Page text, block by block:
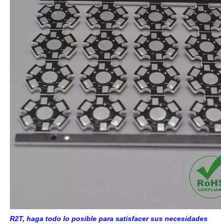
R2T, haga todo lo posible para satisfacer sus necesidades